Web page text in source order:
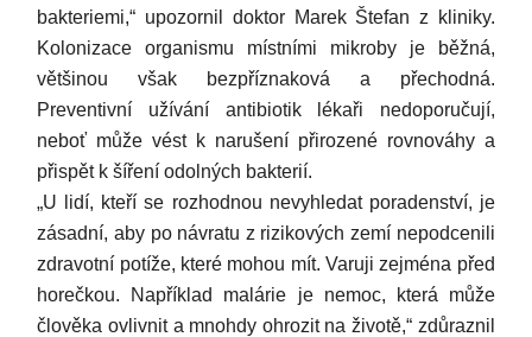
bakteriemi,“ upozornil doktor Marek Štefan z kliniky.
Kolonizace organismu místními mikroby je běžná,
většinou však bezpříznaková a přechodná.
Preventivní užívání antibiotik lékaři nedoporučují,
neboť může vést k narušení přirozené rovnováhy a
přispět k šíření odolných bakterií.
„U lidí, kteří se rozhodnou nevyhledat poradenství, je
zásadní, aby po návratu z rizikových zemí nepodcenili
zdravotní potíže, které mohou mít. Varuji zejména před
horečkou. Například malárie je nemoc, která může
člověka ovlivnit a mnohdy ohrozit na životě,“ zdůraznil